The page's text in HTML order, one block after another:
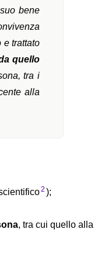
bene
e trattato
quello
tra i
alla
2 );
, tra cui quello alla